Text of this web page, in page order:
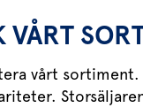
VÅRT
vårt